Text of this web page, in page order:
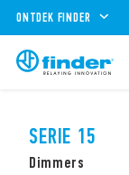
ONTDEK FINDER
SERIE 15
Dimmers